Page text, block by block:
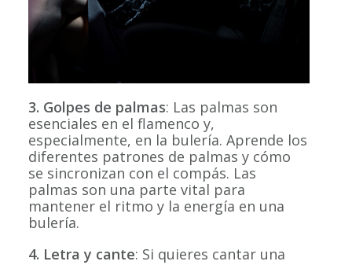
3. Golpes de palmas: Las palmas son
esenciales en el flamenco y,
especialmente, en la bulería. Aprende los
diferentes patrones de palmas y cómo
se sincronizan con el compás. Las
palmas son una parte vital para
mantener el ritmo y la energía en una
bulería.
4. Letra y cante: Si quieres cantar una